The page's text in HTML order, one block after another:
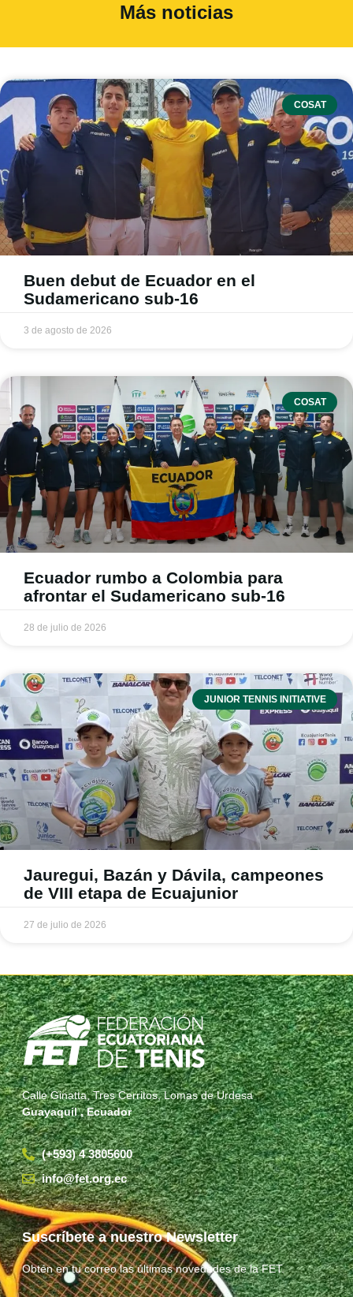
Más noticias
COSAT
Buen debut de Ecuador en el
Sudamericano sub-16
3 de agosto de 2026
COSAT
Ecuador rumbo a Colombia para
afrontar el Sudamericano sub-16
28 de julio de 2026
JUNIOR TENNIS INITIATIVE
Jauregui, Bazán y Dávila, campeones
de VIII etapa de Ecuajunior
27 de julio de 2026
Calle Ginatta, Tres Cerritos, Lomas de Urdesa
Guayaquil , Ecuador
(+593) 4 3805600
info@fet.org.ec
Suscríbete a nuestro Newsletter
Obtén en tu correo las últimas novedades de la FET.